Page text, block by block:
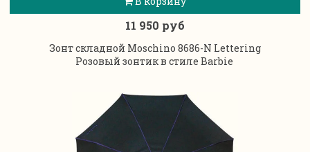
11 950 руб
Зонт складной Moschino 8686-N Lettering
Розовый зонтик в стиле Barbie